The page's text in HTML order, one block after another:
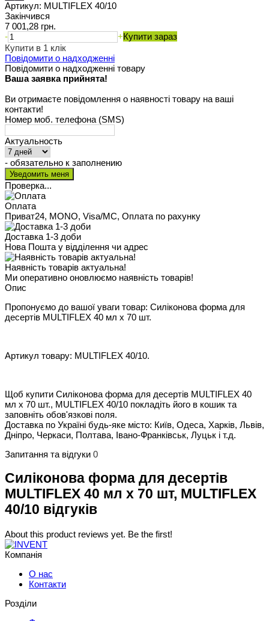
Артикул: MULTIFLEX 40/10
Закінчився
7 001,28 грн.
-
+Купити зараз
Купити в 1 клік
Повідомити о надходженні
Повідомити о надходженні товару
Ваша заявка прийнята!
Ви отримаєте повідомлення о наявності товару на ваші
контакти!
Номер моб. телефона (SMS)
Актуальность
- обязательно к заполнению
Проверка...
Оплата
Приват24, MONO, Visa/MC, Оплата по рахунку
Доставка 1-3 доби
Нова Пошта у відділення чи адрес
Наявність товарів актуальна!
Ми оперативно оновлюємо наявність товарів!
Опис
Пропонуємо до вашої уваги товар: Силіконова форма для
десертів MULTIFLEX 40 мл х 70 шт.
Артикул товару: MULTIFLEX 40/10.
Щоб купити Силіконова форма для десертів MULTIFLEX 40
мл х 70 шт., MULTIFLEX 40/10 покладіть його в кошик та
заповніть обов'язкові поля.
Доставка по Україні будь-яке місто: Київ, Одеса, Харків, Львів,
Дніпро, Черкаси, Полтава, Івано-Франківськ, Луцьк і т.д.
Запитання та відгуки 0
Силіконова форма для десертів
MULTIFLEX 40 мл х 70 шт, MULTIFLEX
40/10 відгуків
About this product reviews yet. Be the first!
Компанія
О нас
Контакти
Розділи